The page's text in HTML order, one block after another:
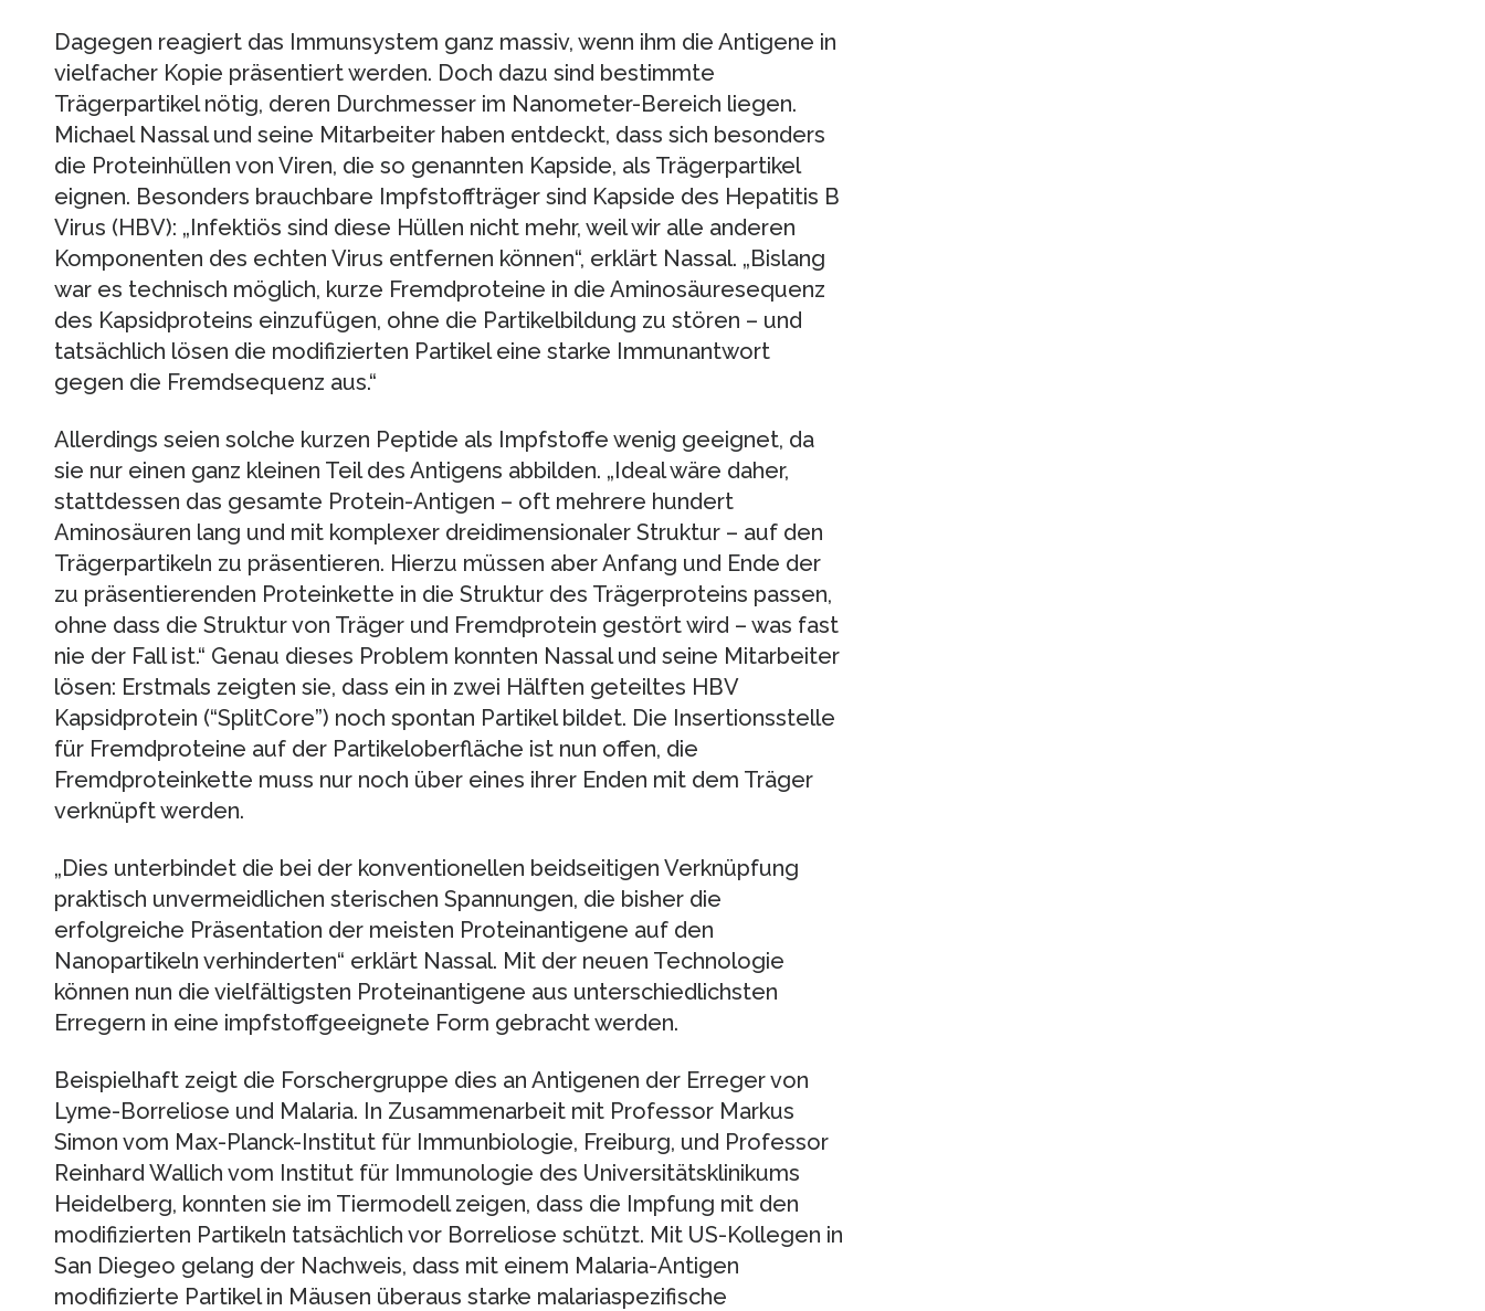
Dagegen reagiert das Immunsystem ganz massiv, wenn ihm die Antigene in
vielfacher Kopie präsentiert werden. Doch dazu sind bestimmte
Trägerpartikel nötig, deren Durchmesser im Nanometer-Bereich liegen.
Michael Nassal und seine Mitarbeiter haben entdeckt, dass sich besonders
die Proteinhüllen von Viren, die so genannten Kapside, als Trägerpartikel
eignen. Besonders brauchbare Impfstoffträger sind Kapside des Hepatitis B
Virus (HBV): „Infektiös sind diese Hüllen nicht mehr, weil wir alle anderen
Komponenten des echten Virus entfernen können“, erklärt Nassal. „Bislang
war es technisch möglich, kurze Fremdproteine in die Aminosäuresequenz
des Kapsidproteins einzufügen, ohne die Partikelbildung zu stören – und
tatsächlich lösen die modifizierten Partikel eine starke Immunantwort
gegen die Fremdsequenz aus.“
Allerdings seien solche kurzen Peptide als Impfstoffe wenig geeignet, da
sie nur einen ganz kleinen Teil des Antigens abbilden. „Ideal wäre daher,
stattdessen das gesamte Protein-Antigen – oft mehrere hundert
Aminosäuren lang und mit komplexer dreidimensionaler Struktur – auf den
Trägerpartikeln zu präsentieren. Hierzu müssen aber Anfang und Ende der
zu präsentierenden Proteinkette in die Struktur des Trägerproteins passen,
ohne dass die Struktur von Träger und Fremdprotein gestört wird – was fast
nie der Fall ist.“ Genau dieses Problem konnten Nassal und seine Mitarbeiter
lösen: Erstmals zeigten sie, dass ein in zwei Hälften geteiltes HBV
Kapsidprotein (“SplitCore”) noch spontan Partikel bildet. Die Insertionsstelle
für Fremdproteine auf der Partikeloberfläche ist nun offen, die
Fremdproteinkette muss nur noch über eines ihrer Enden mit dem Träger
verknüpft werden.
„Dies unterbindet die bei der konventionellen beidseitigen Verknüpfung
praktisch unvermeidlichen sterischen Spannungen, die bisher die
erfolgreiche Präsentation der meisten Proteinantigene auf den
Nanopartikeln verhinderten“ erklärt Nassal. Mit der neuen Technologie
können nun die vielfältigsten Proteinantigene aus unterschiedlichsten
Erregern in eine impfstoffgeeignete Form gebracht werden.
Beispielhaft zeigt die Forschergruppe dies an Antigenen der Erreger von
Lyme-Borreliose und Malaria. In Zusammenarbeit mit Professor Markus
Simon vom Max-Planck-Institut für Immunbiologie, Freiburg, und Professor
Reinhard Wallich vom Institut für Immunologie des Universitätsklinikums
Heidelberg, konnten sie im Tiermodell zeigen, dass die Impfung mit den
modifizierten Partikeln tatsächlich vor Borreliose schützt. Mit US-Kollegen in
San Diegeo gelang der Nachweis, dass mit einem Malaria-Antigen
modifizierte Partikel in Mäusen überaus starke malariaspezifische